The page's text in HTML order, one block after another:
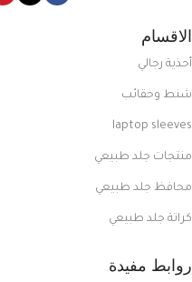
الاقسام
أحذية رجالي
شنط وحقائب
laptop sleeves
منتجات جلد طبيعي
محافظ جلد طبيعي
كراتة جلد طبيعي
روابط مفيدة